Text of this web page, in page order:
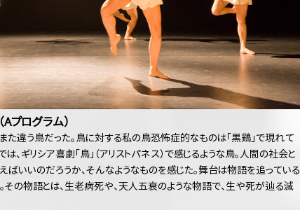
プログラム）
た違う鳥だった。鳥に対する私の鳥恐怖症的なものは「黒鶏」で現れて
、ギリシア喜劇「鳥」（アリストパネス）で感じるような鳥。人間の社会と
いいのだろうか、そんなようなものを感じた。舞台は物語を追っている
その物語とは、生老病死や、天人五衰のような物語で、生や死が辿る滅